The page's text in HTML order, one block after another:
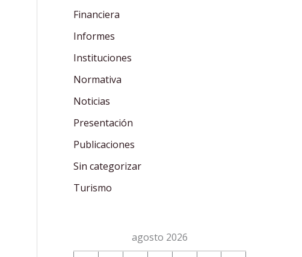
Financiera
Informes
Instituciones
Normativa
Noticias
Presentación
Publicaciones
Sin categorizar
Turismo
agosto 2026